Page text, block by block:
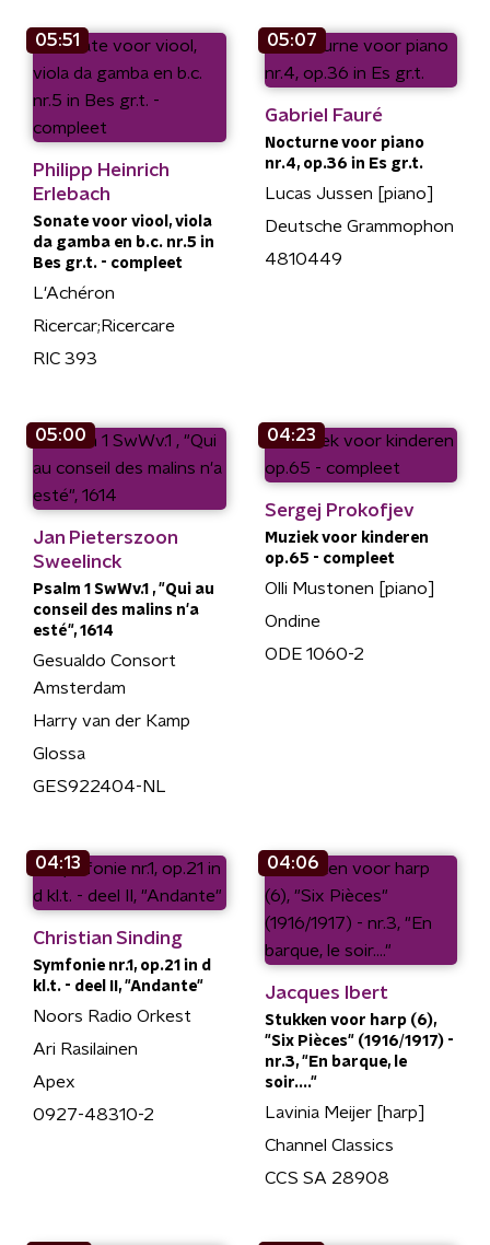
05:51
Philipp Heinrich
Erlebach
Sonate voor viool, viola
da gamba en b.c. nr.5 in
Bes gr.t. - compleet
L'Achéron
Ricercar;Ricercare
RIC 393
05:07
Gabriel Fauré
Nocturne voor piano
nr.4, op.36 in Es gr.t.
Lucas Jussen [piano]
Deutsche Grammophon
4810449
05:00
Jan Pieterszoon
Sweelinck
Psalm 1 SwWv.1 , "Qui au
conseil des malins n'a
esté", 1614
Gesualdo Consort
Amsterdam
Harry van der Kamp
Glossa
GES922404-NL
04:23
Sergej Prokofjev
Muziek voor kinderen
op.65 - compleet
Olli Mustonen [piano]
Ondine
ODE 1060-2
04:13
Christian Sinding
Symfonie nr.1, op.21 in d
kl.t. - deel II, "Andante"
Noors Radio Orkest
Ari Rasilainen
Apex
0927-48310-2
04:06
Jacques Ibert
Stukken voor harp (6),
"Six Pièces" (1916/1917) -
nr.3, "En barque, le
soir...."
Lavinia Meijer [harp]
Channel Classics
CCS SA 28908